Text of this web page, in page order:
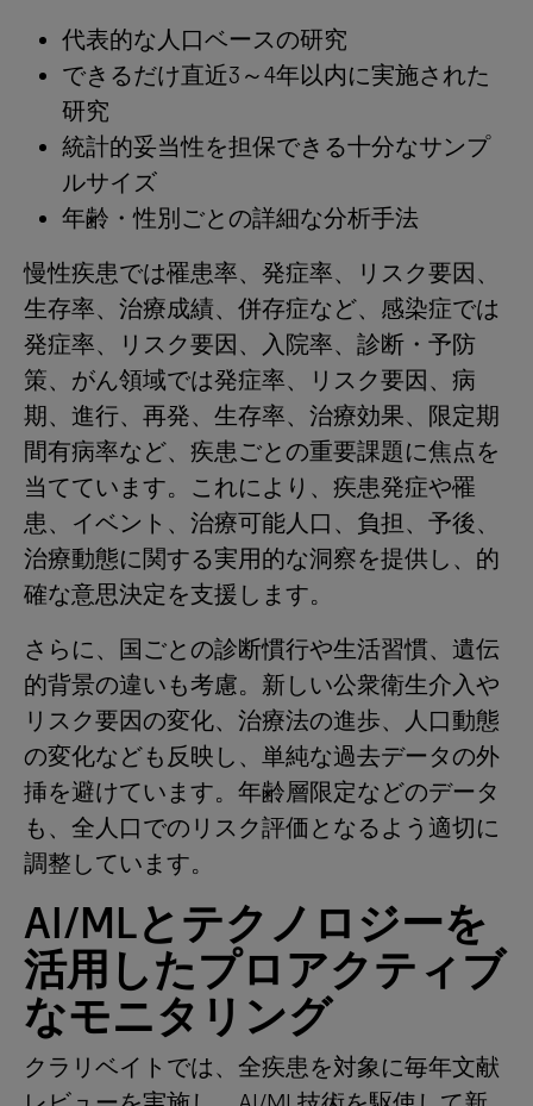
代表的な人口ベースの研究
できるだけ直近3～4年以内に実施された
研究
統計的妥当性を担保できる十分なサンプ
ルサイズ
年齢・性別ごとの詳細な分析手法
慢性疾患では罹患率、発症率、リスク要因、
生存率、治療成績、併存症など、感染症では
発症率、リスク要因、入院率、診断・予防
策、がん領域では発症率、リスク要因、病
期、進行、再発、生存率、治療効果、限定期
間有病率など、疾患ごとの重要課題に焦点を
当てています。これにより、疾患発症や罹
患、イベント、治療可能人口、負担、予後、
治療動態に関する実用的な洞察を提供し、的
確な意思決定を支援します。
さらに、国ごとの診断慣行や生活習慣、遺伝
的背景の違いも考慮。新しい公衆衛生介入や
リスク要因の変化、治療法の進歩、人口動態
の変化なども反映し、単純な過去データの外
挿を避けています。年齢層限定などのデータ
も、全人口でのリスク評価となるよう適切に
調整しています。
AI/MLとテクノロジーを
活用したプロアクティブ
なモニタリング
クラリベイトでは、全疾患を対象に毎年文献